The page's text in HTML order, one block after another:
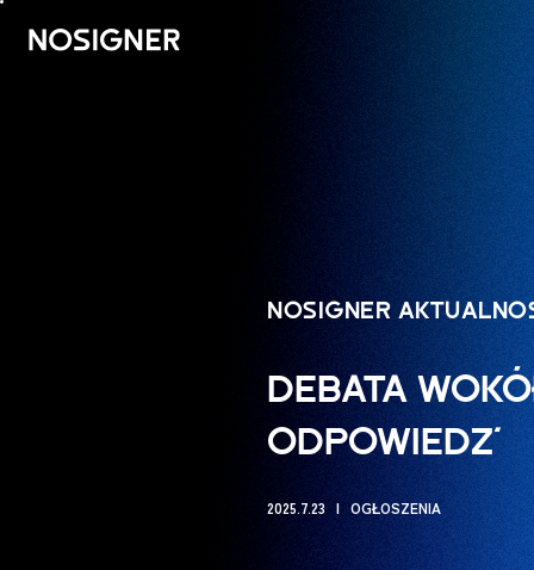
STRONA GŁÓWNA
NOSIGNER
DEBATA
ODPOWIEDŹ
2025.7.23 OGŁOSZENIA